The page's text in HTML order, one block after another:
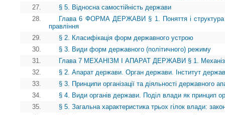
27.
§ 5. Відносна самостійність держави
28.
Глава 6 ФОРМА ДЕРЖАВИ § 1. Поняття і
правління
29.
§ 2. Класифікація форм державного устрою
30.
§ 3. Види форм державного (політичного) режиму
31.
Глава 7 МЕХАНІЗМ І АПАРАТ ДЕРЖАВИ § 1.
32.
§ 2. Апарат держави. Орган держави. Інститут
33.
§ 3. Принципи організації та діяльності державного
34.
§ 4. Види органів держави. Поділ влади як принцип
35.
§ 5. Загальна характеристика трьох гілок влади: